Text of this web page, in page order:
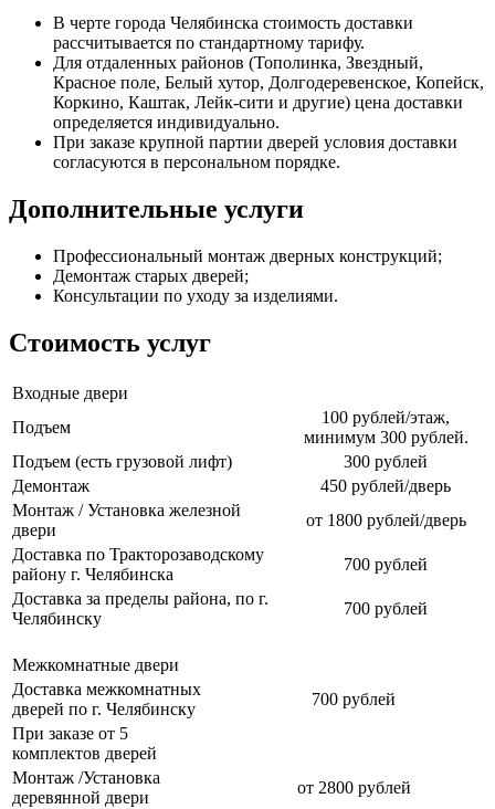
В черте города Челябинска стоимость доставки
рассчитывается по стандартному тарифу.
Для отдаленных районов (Тополинка, Звездный,
Красное поле, Белый хутор, Долгодеревенское, Копейск,
Коркино, Каштак, Лейк-сити и другие) цена доставки
определяется индивидуально.
При заказе крупной партии дверей условия доставки
согласуются в персональном порядке.
Дополнительные услуги
Профессиональный монтаж дверных конструкций;
Демонтаж старых дверей;
Консультации по уходу за изделиями.
Стоимость услуг
Входные двери
Подъем
100 рублей/этаж,
минимум 300 рублей.
Подъем (есть грузовой лифт)
300 рублей
Демонтаж
450 рублей/дверь
Монтаж / Установка железной
двери
от 1800 рублей/дверь
Доставка по Тракторозаводскому
району г. Челябинска
700 рублей
Доставка за пределы района, по г.
Челябинску
700 рублей
Межкомнатные двери
Доставка межкомнатных
дверей по г. Челябинску
700 рублей
При заказе от 5
комплектов дверей
Монтаж /Установка
деревянной двери
от 2800 рублей